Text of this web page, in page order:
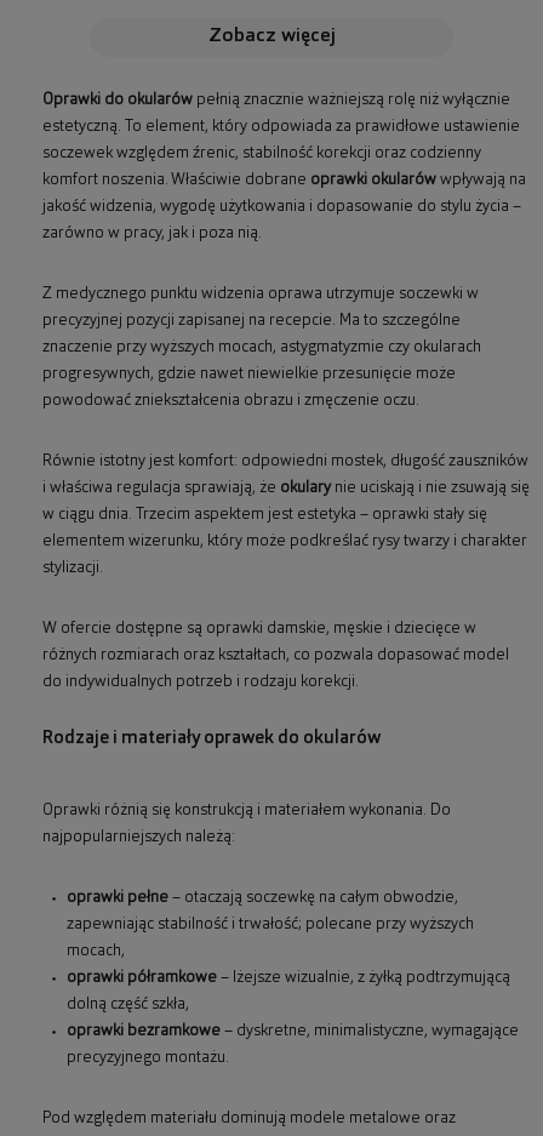
zobacz więcej
Oprawki do okularów pełnią znacznie ważniejszą rolę niż wyłącznie
estetyczną. To element, który odpowiada za prawidłowe ustawienie
soczewek względem źrenic, stabilność korekcji oraz codzienny
komfort noszenia. Właściwie dobrane oprawki okularów wpływają na
jakość widzenia, wygodę użytkowania i dopasowanie do stylu życia –
zarówno w pracy, jak i poza nią.
Z medycznego punktu widzenia oprawa utrzymuje soczewki w
precyzyjnej pozycji zapisanej na recepcie. Ma to szczególne
znaczenie przy wyższych mocach, astygmatyzmie czy okularach
progresywnych, gdzie nawet niewielkie przesunięcie może
powodować zniekształcenia obrazu i zmęczenie oczu.
Równie istotny jest komfort: odpowiedni mostek, długość zauszników
i właściwa regulacja sprawiają, że okularynie uciskają i nie zsuwają się
w ciągu dnia. Trzecim aspektem jest estetyka – oprawki stały się
elementem wizerunku, który może podkreślać rysy twarzy i charakter
stylizacji.
W ofercie dostępne są oprawki damskie, męskie i dziecięce w
różnych rozmiarach oraz kształtach, co pozwala dopasować model
do indywidualnych potrzeb i rodzaju korekcji.
Rodzaje i materiały oprawek do okularów
Oprawki różnią się konstrukcją i materiałem wykonania. Do
najpopularniejszych należą:
oprawki pełne – otaczają soczewkę na całym obwodzie,
zapewniając stabilność i trwałość; polecane przy wyższych
mocach,
oprawki półramkowe – lżejsze wizualnie, z żyłką podtrzymującą
dolną część szkła,
oprawki bezramkowe – dyskretne, minimalistyczne, wymagające
precyzyjnego montażu.
Pod względem materiału dominują modele metalowe oraz